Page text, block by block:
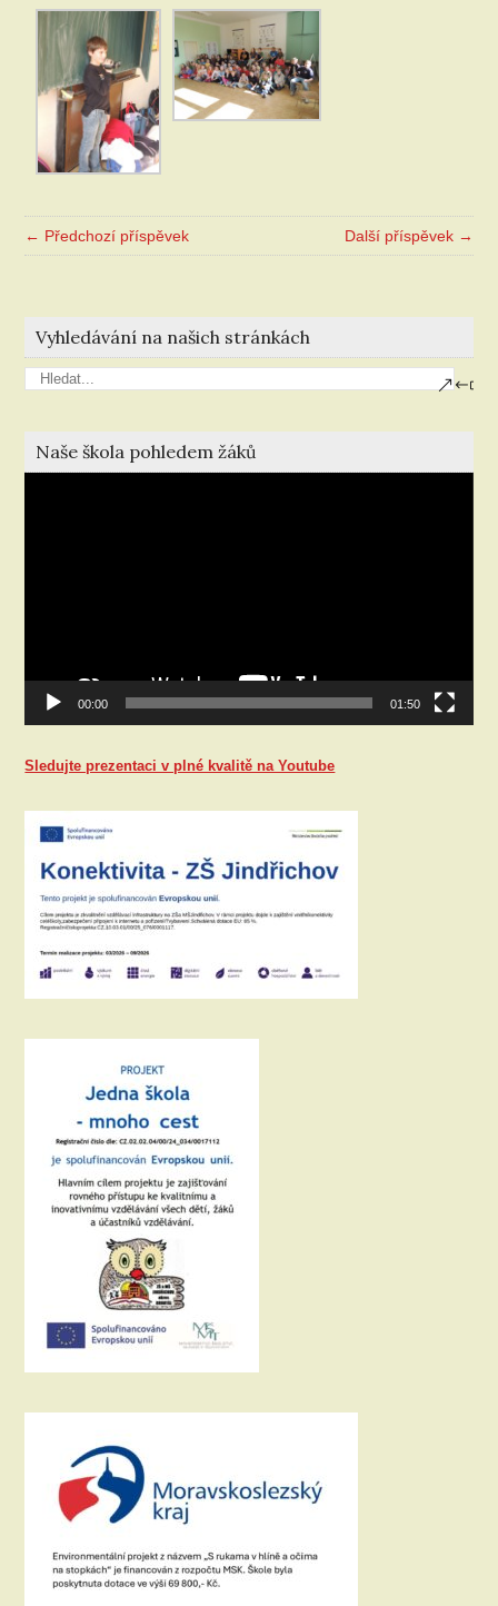
← Předchozí příspěvek Další příspěvek →
Vyhledávání na našich stránkách
Naše škola pohledem žáků
00:00 01:50
Sledujte prezentaci v plné kvalitě na Youtube